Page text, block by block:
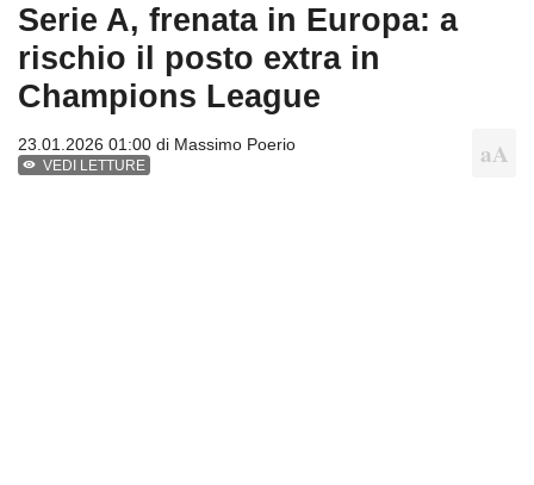
Serie A, frenata in Europa: a
rischio il posto extra in
Champions League
23.01.2026 01:00 di Massimo Poerio
VEDI LETTURE